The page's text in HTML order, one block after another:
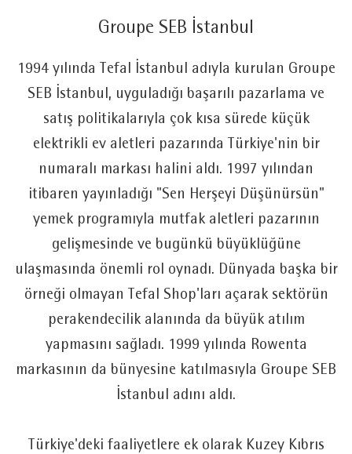
Groupe SEB İstanbul
1994 yılında Tefal İstanbul adıyla kurulan Groupe
SEB İstanbul, uyguladığı başarılı pazarlama ve
satış politikalarıyla çok kısa sürede küçük
elektrikli ev aletleri pazarında Türkiye'nin bir
numaralı markası halini aldı. 1997 yılından
itibaren yayınladığı "Sen Herşeyi Düşünürsün"
yemek programıyla mutfak aletleri pazarının
gelişmesinde ve bugünkü büyüklüğüne
ulaşmasında önemli rol oynadı. Dünyada başka bir
örneği olmayan Tefal Shop'ları açarak sektörün
perakendecilik alanında da büyük atılım
yapmasını sağladı. 1999 yılında Rowenta
markasının da bünyesine katılmasıyla Groupe SEB
İstanbul adını aldı.
Türkiye'deki faaliyetlere ek olarak Kuzey Kıbrıs